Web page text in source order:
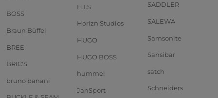
BOSS
Braun Büffel
BREE
BRIC'S
bruno banani
H.I.S
Horizn Studios
HUGO
HUGO BOSS
hummel
JanSport
SADDLER
SALEWA
Samsonite
Sansibar
satch
Schneiders